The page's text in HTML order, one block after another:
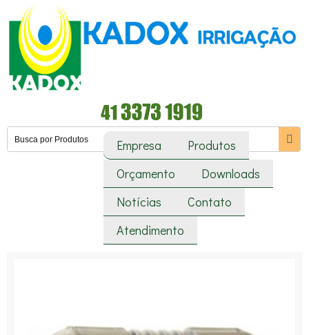
Empresa
Produtos
Orçamento
Downloads
Notícias
Contato
Atendimento